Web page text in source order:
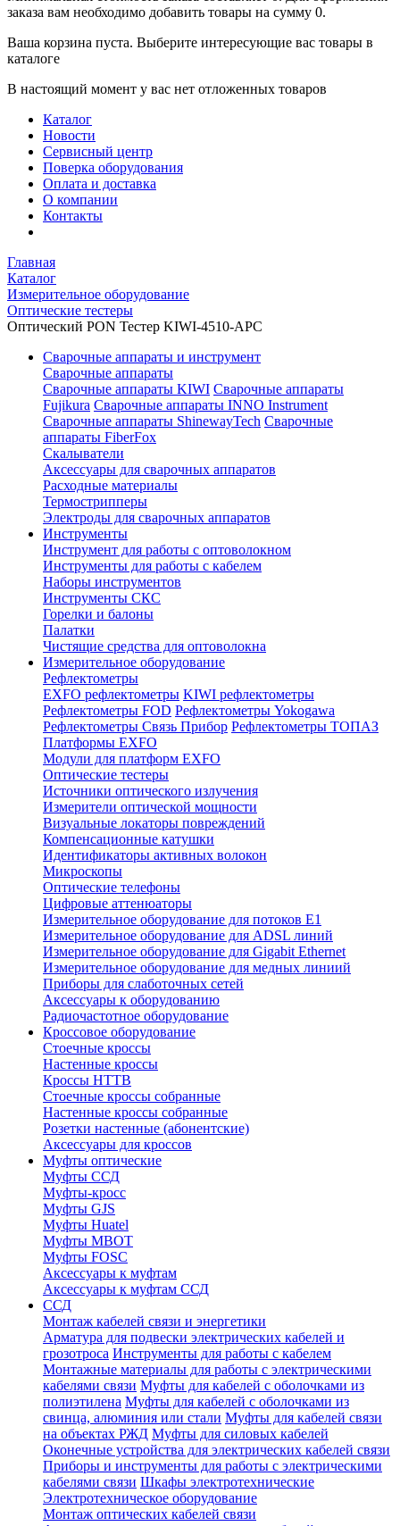
заказа вам необходимо добавить товары на сумму 0.
Ваша корзина пуста. Выберите интересующие вас товары в
каталоге
В настоящий момент у вас нет отложенных товаров
Каталог
Новости
Сервисный центр
Поверка оборудования
Оплата и доставка
О компании
Контакты
Главная
Каталог
Измерительное оборудование
Оптические тестеры
Оптический PON Тестер KIWI-4510-APC
Сварочные аппараты и инструмент
Сварочные аппараты
Сварочные аппараты KIWI Сварочные аппараты
Fujikura Сварочные аппараты INNO Instrument
Сварочные аппараты ShinewayTech Cварочные
аппараты FiberFox
Скалыватели
Аксессуары для сварочных аппаратов
Расходные материалы
Термострипперы
Электроды для сварочных аппаратов
Инструменты
Инструмент для работы с оптоволокном
Инструменты для работы с кабелем
Наборы инструментов
Инструменты СКС
Горелки и балоны
Палатки
Чистящие средства для оптоволокна
Измерительное оборудование
Рефлектометры
EXFO рефлектометры KIWI рефлектометры
Рефлектометры FOD Рефлектометры Yokogawa
Рефлектометры Связь Прибор Рефлектометры ТОПАЗ
Платформы EXFO
Модули для платформ EXFO
Оптические тестеры
Источники оптического излучения
Измерители оптической мощности
Визуальные локаторы повреждений
Компенсационные катушки
Идентификаторы активных волокон
Микроскопы
Оптические телефоны
Цифровые аттенюаторы
Измерительное оборудование для потоков Е1
Измерительное оборудование для ADSL линий
Измерительное оборудование для Gigabit Ethernet
Измерительное оборудование для медных линиий
Приборы для слаботочных сетей
Аксессуары к оборудованию
Радиочастотное оборудование
Кроссовое оборудование
Стоечные кроссы
Настенные кроссы
Кроссы HTTB
Стоечные кроссы собранные
Настенные кроссы собранные
Розетки настенные (абонентские)
Аксессуары для кроссов
Муфты оптические
Муфты ССД
Муфты-кросс
Муфты GJS
Муфты Huatel
Муфты МВОТ
Муфты FOSC
Аксессуары к муфтам
Аксессуары к муфтам ССД
ССД
Монтаж кабелей связи и энергетики
Арматура для подвески электрических кабелей и
грозотроса Инструменты для работы с кабелем
Монтажные материалы для работы с электрическими
кабелями связи Муфты для кабелей с оболочками из
полиэтилена Муфты для кабелей с оболочками из
свинца, алюминия или стали Муфты для кабелей связи
на объектах РЖД Муфты для силовых кабелей
Оконечные устройства для электрических кабелей связи
Приборы и инструменты для работы с электрическими
кабелями связи Шкафы электротехнические
Электротехническое оборудование
Монтаж оптических кабелей связи